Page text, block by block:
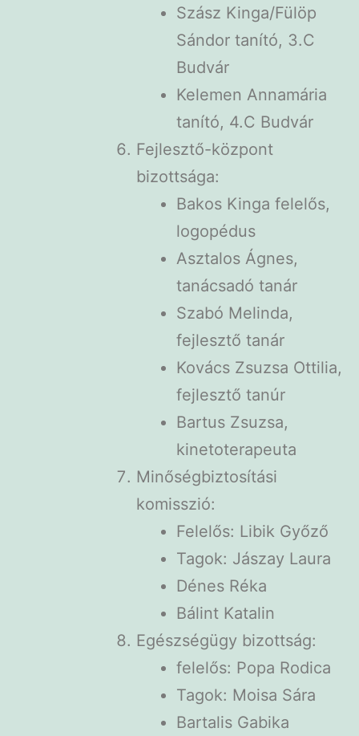
Szász Kinga/Fülöp
Sándor tanító, 3.C
Budvár
Kelemen Annamária
tanító, 4.C Budvár
Fejlesztő-központ
bizottsága:
Bakos Kinga felelős,
logopédus
Asztalos Ágnes,
tanácsadó tanár
Szabó Melinda,
fejlesztő tanár
Kovács Zsuzsa Ottilia,
fejlesztő tanúr
Bartus Zsuzsa,
kinetoterapeuta
Minőségbiztosítási
komisszió:
Felelős: Libik Győző
Tagok: Jászay Laura
Dénes Réka
Bálint Katalin
Egészségügy bizottság:
felelős: Popa Rodica
Tagok: Moisa Sára
Bartalis Gabika